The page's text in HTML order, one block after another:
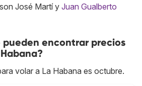
José Martí y Juan Gualberto
pueden encontrar precios
volar a La Habana es octubre.